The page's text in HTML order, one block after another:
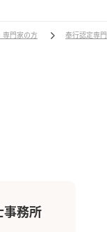
専門家の方 奉行認定専
事務所